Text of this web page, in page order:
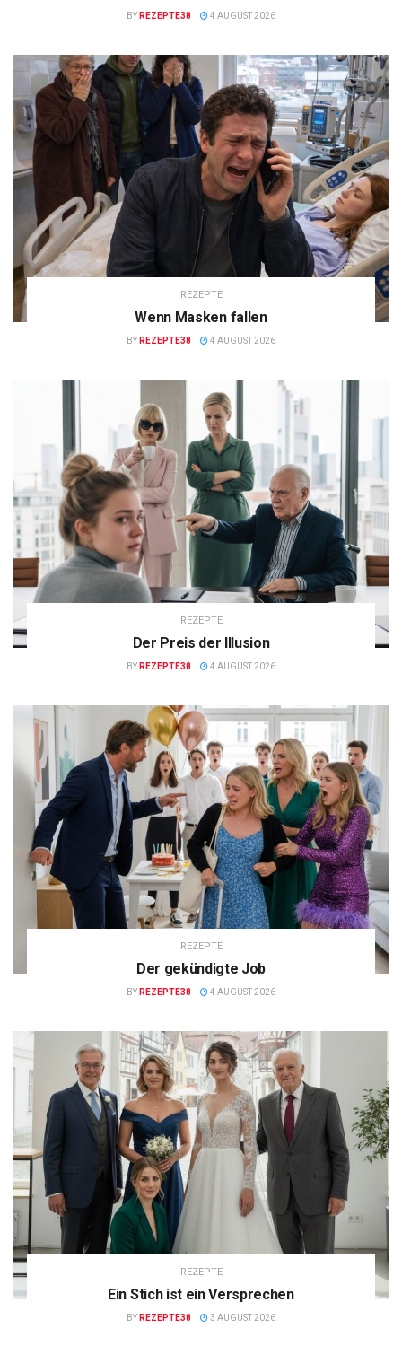
BY REZEPTE38 4 AUGUST 2026
REZEPTE
Wenn Masken fallen
BY REZEPTE38 4 AUGUST 2026
REZEPTE
Der Preis der Illusion
BY REZEPTE38 4 AUGUST 2026
REZEPTE
Der gekündigte Job
BY REZEPTE38 4 AUGUST 2026
REZEPTE
Ein Stich ist ein Versprechen
BY REZEPTE38 3 AUGUST 2026